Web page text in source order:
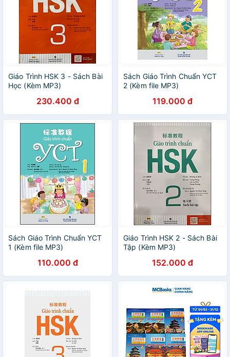
Giáo Trình HSK 3 - Sách Bài
Học (Kèm MP3)
230.400 đ
Sách Giáo Trình Chuẩn YCT
2 (Kèm file MP3)
119.000 đ
Sách Giáo Trình Chuẩn YCT
1 (Kèm file MP3)
110.000 đ
Giáo Trình HSK 2 - Sách Bài
Tập (Kèm MP3)
152.000 đ